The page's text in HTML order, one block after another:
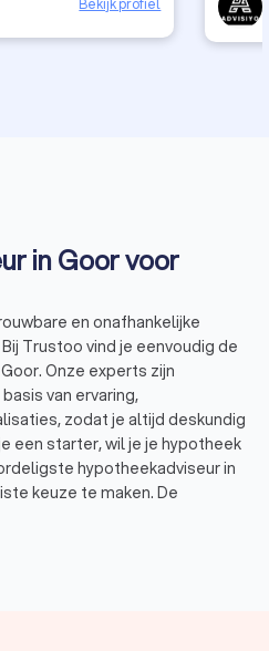
in Goor voor
en onafhankelijke
Trustoo vind je eenvoudig de
Onze experts zijn
van ervaring,
zodat je altijd deskundig
een starter, wil je je hypotheek
hypotheekadviseur in
keuze te maken. De